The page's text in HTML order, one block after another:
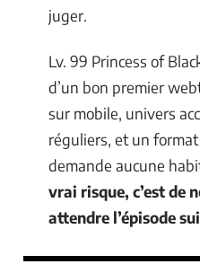
juger.
Lv. 99 Princess of
d’un bon premier
sur mobile, univers
réguliers, et un
demande aucune
vrai risque, c’est de
attendre l’épisode